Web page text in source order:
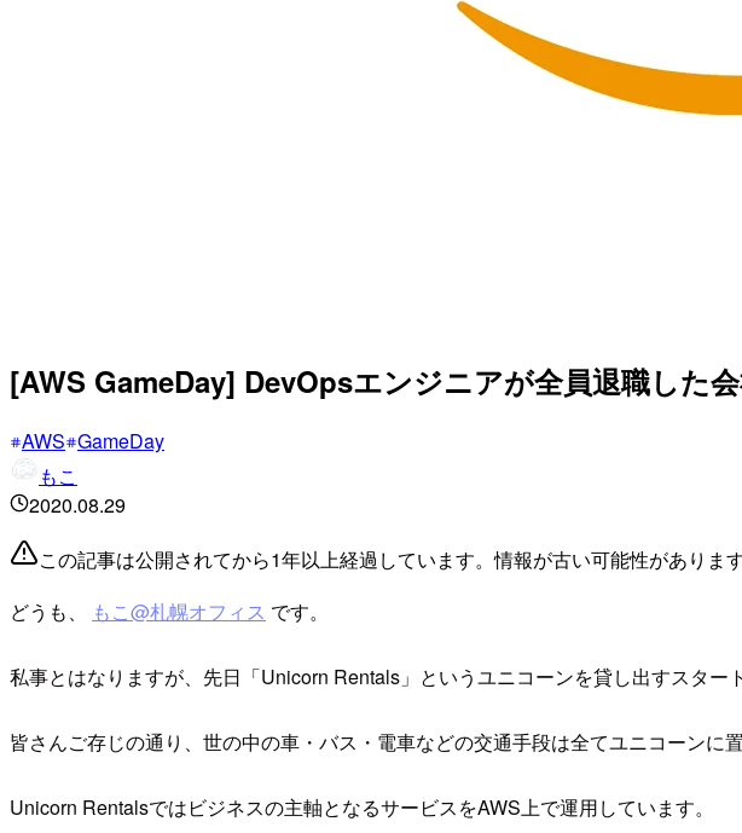
[AWS GameDay] DevOpsエンジニアが全員退職した
AWS GameDay
もこ
2020.08.29
この記事は公開されてから1年以上経過しています。情報が古い可能性がありま
どうも、
もこ@札幌オフィス です。
私事とはなりますが、先日「Unicorn Rentals」というユニコーンを貸し出すスタ
皆さんご存じの通り、世の中の車・バス・電車などの交通手段は全てユニコーンに
Unicorn Rentalsではビジネスの主軸となるサービスをAWS上で運用しています。